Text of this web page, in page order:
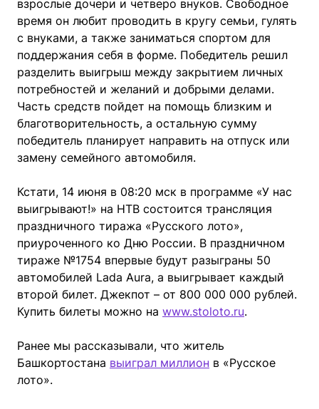
взрослые дочери и четверо внуков. Свободное
время он любит проводить в кругу семьи, гулять
с внуками, а также заниматься спортом для
поддержания себя в форме. Победитель решил
разделить выигрыш между закрытием личных
потребностей и желаний и добрыми делами.
Часть средств пойдет на помощь близким и
благотворительность, а остальную сумму
победитель планирует направить на отпуск или
замену семейного автомобиля.
Кстати, 14 июня в 08:20 мск в программе «У нас
выигрывают!» на НТВ состоится трансляция
праздничного тиража «Русского лото»,
приуроченного ко Дню России. В праздничном
тираже №1754 впервые будут разыграны 50
автомобилей Lada Aura, а выигрывает каждый
второй билет. Джекпот – от 800 000 000 рублей.
Купить билеты можно на www.stoloto.ru.
Ранее мы рассказывали, что житель
Башкортостана выиграл миллион в «Русское
лото».